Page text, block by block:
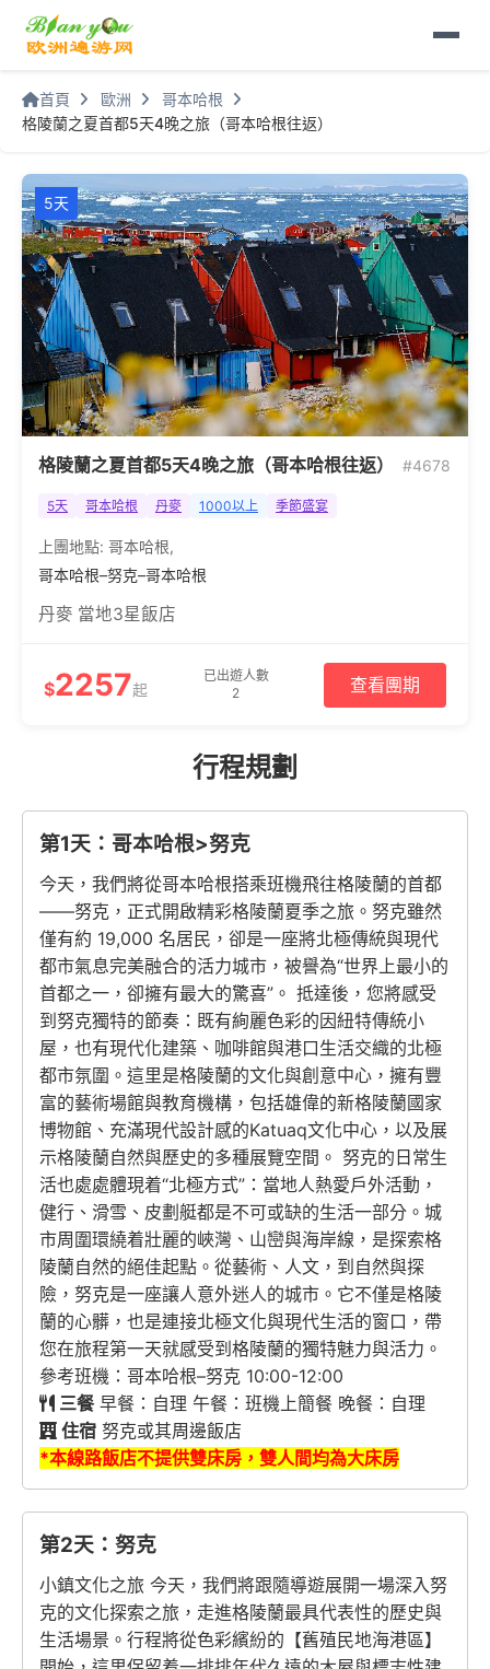
首頁 歐洲
哥本哈根
格陵蘭之夏首都5天4晚之旅（哥本哈根往返）
5天
格陵蘭之夏首都5天4晚之旅（哥本哈根往返） #4678
5天 哥本哈根 丹麥 1000以上 季節盛宴
上團地點: 哥本哈根,
哥本哈根–努克–哥本哈根
丹麥 當地3星飯店
$2257起
已出遊人數
2
查看團期
行程規劃
第1天：哥本哈根>努克
今天，我們將從哥本哈根搭乘班機飛往格陵蘭的首都
——努克，正式開啟精彩格陵蘭夏季之旅。努克雖然
僅有約 19,000 名居民，卻是一座將北極傳統與現代
都市氣息完美融合的活力城市，被譽為“世界上最小的
首都之一，卻擁有最大的驚喜”。 抵達後，您將感受
到努克獨特的節奏：既有絢麗色彩的因紐特傳統小
屋，也有現代化建築、咖啡館與港口生活交織的北極
都市氛圍。這里是格陵蘭的文化與創意中心，擁有豐
富的藝術場館與教育機構，包括雄偉的新格陵蘭國家
博物館、充滿現代設計感的Katuaq文化中心，以及展
示格陵蘭自然與歷史的多種展覽空間。 努克的日常生
活也處處體現着“北極方式”：當地人熱愛戶外活動，
健行、滑雪、皮劃艇都是不可或缺的生活一部分。城
市周圍環繞着壯麗的峽灣、山巒與海岸線，是探索格
陵蘭自然的絕佳起點。從藝術、人文，到自然與探
險，努克是一座讓人意外迷人的城市。它不僅是格陵
蘭的心髒，也是連接北極文化與現代生活的窗口，帶
您在旅程第一天就感受到格陵蘭的獨特魅力與活力。
參考班機：哥本哈根–努克 10:00-12:00
三餐早餐：自理 午餐：班機上簡餐 晚餐：自理
住宿 努克或其周邊飯店
*本線路飯店不提供雙床房，雙人間均為大床房
第2天：努克
小鎮文化之旅 今天，我們將跟隨導遊展開一場深入努
克的文化探索之旅，走進格陵蘭最具代表性的歷史與
生活場景。行程將從色彩繽紛的【舊殖民地海港區】